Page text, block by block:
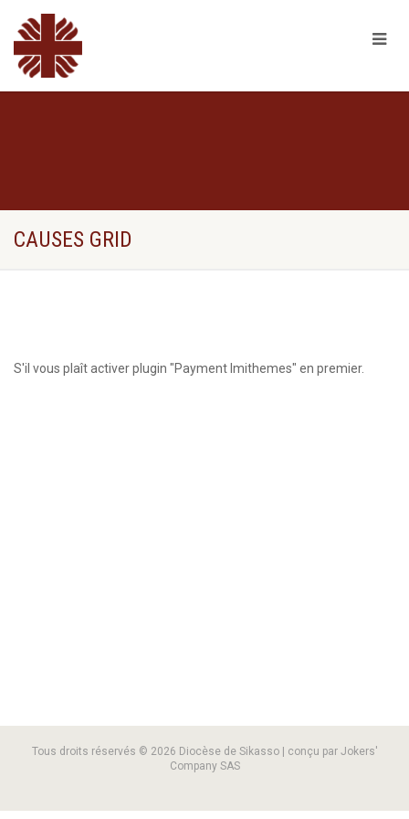
CAUSES GRID
S'il vous plaît activer plugin "Payment Imithemes" en premier.
Tous droits réservés © 2026 Diocèse de Sikasso | conçu par Jokers'
Company SAS